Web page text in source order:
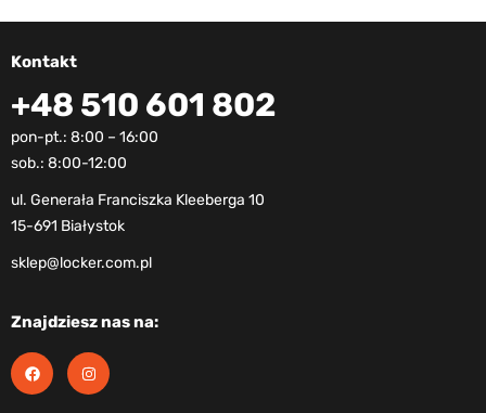
Kontakt
+48 510 601 802
pon-pt.: 8:00 – 16:00
sob.: 8:00-12:00
ul. Generała Franciszka Kleeberga 10
15-691 Białystok
sklep@locker.com.pl
Znajdziesz nas na: